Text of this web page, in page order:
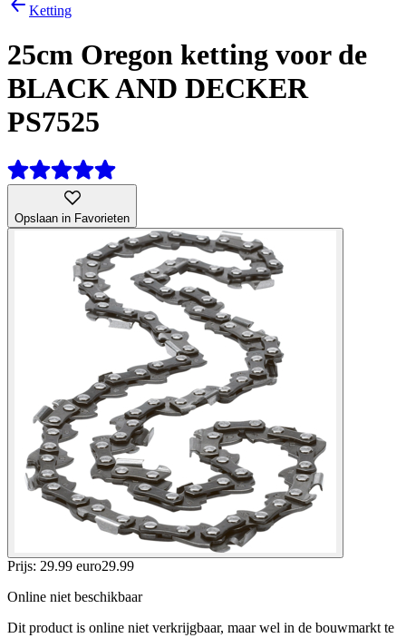
Ketting
25cm Oregon ketting voor de
BLACK AND DECKER
PS7525
Opslaan in Favorieten
Prijs: 29.99 euro29.99
Online niet beschikbaar
Dit product is online niet verkrijgbaar, maar wel in de bouwmarkt te